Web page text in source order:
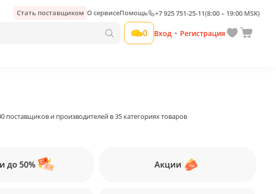
Стать поставщиком О сервисеПомощь +7 925 751-25-11(8:00 – 19:00 MSK)
0 Вход • Регистрация
и производителей в 35 категориях товаров
до 50% Акции